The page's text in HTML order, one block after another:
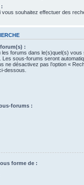
:
vous souhaitez effectuer des
:
les forums dans le(s)quel(s) vous
sous-forums seront
ne désactivez pas l’option «
dessous.
forums :
forme de :